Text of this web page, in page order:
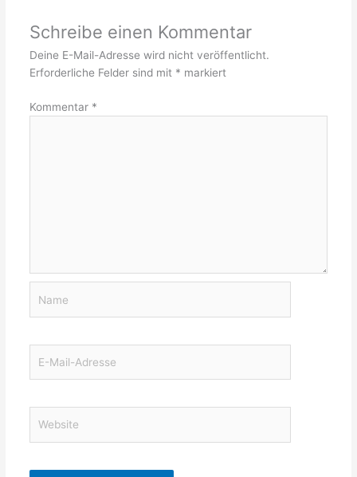
Schreibe einen Kommentar
Deine E-Mail-Adresse wird nicht veröffentlicht.
Erforderliche Felder sind mit * markiert
Kommentar *
Mail-